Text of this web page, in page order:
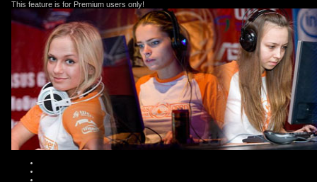
This feature is for Premium users only!